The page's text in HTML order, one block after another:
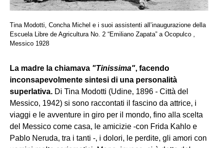
Tina Modotti, Concha Michel e i suoi assistenti all’inaugurazione della
Escuela Libre de Agricultura No. 2 “Emiliano Zapata” a Ocopulco ,
Messico 1928
La madre la chiamava "Tinissima", facendo
inconsapevolmente sintesi di una personalità
superlativa. Di Tina Modotti (Udine, 1896 - Città del
Messico, 1942) si sono raccontati il fascino da attrice, i
viaggi e le avventure in giro per il mondo, fino alla scelta
del Messico come casa, le amicizie -con Frida Kahlo e
Pablo Neruda, tra i tanti -, i dolori, le perdite, gli amori con